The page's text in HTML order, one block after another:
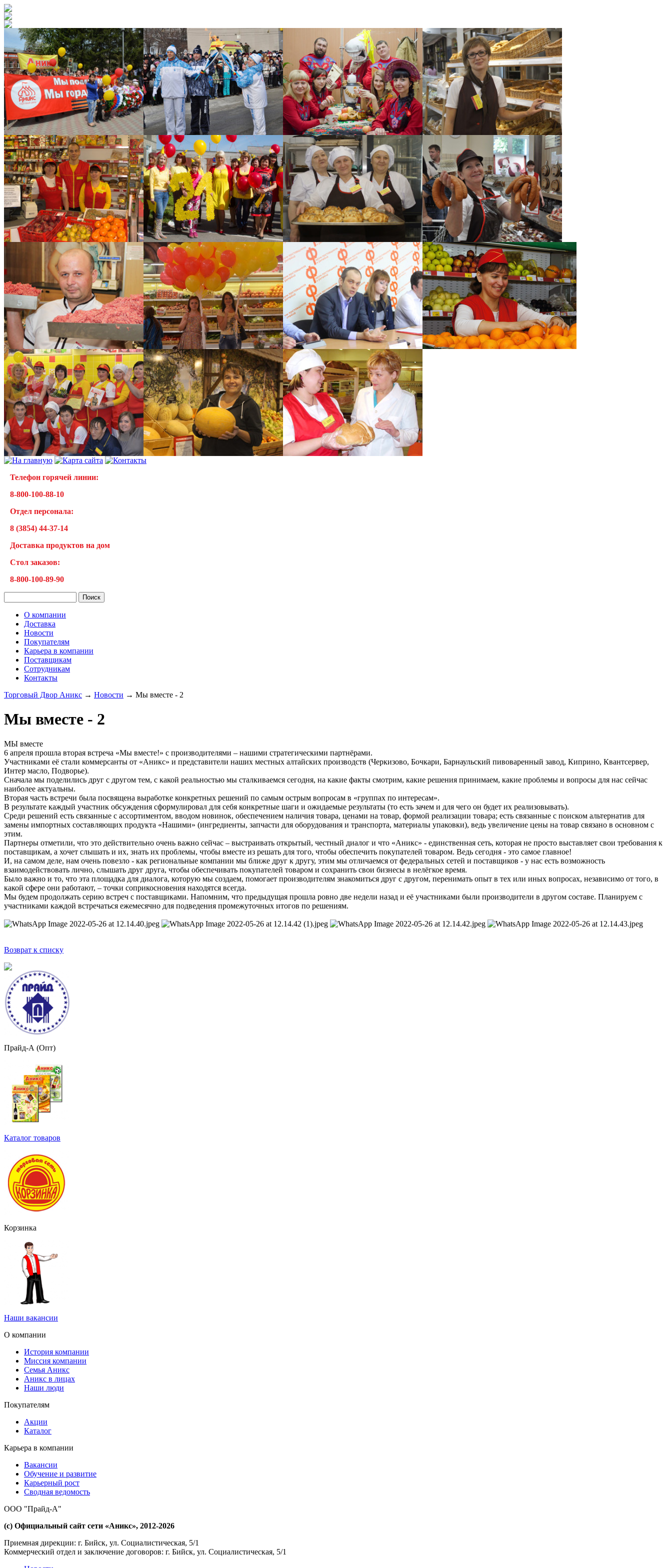
Телефон горячей линии:
8-800-100-88-10
Отдел персонала:
8 (3854) 44-37-14
Доставка продуктов на дом
Cтол заказов:
8-800-100-89-90
О компании
Доставка
Новости
Покупателям
Карьера в компании
Поставщикам
Сотрудникам
Контакты
Торговый Двор Аникс → Новости → Мы вместе - 2
Мы вместе - 2
МЫ вместе
6 апреля прошла вторая встреча «Мы вместе!» с производителями – нашими стратегическими партнёрами.
Участниками её стали коммерсанты от «Аникс» и представители наших местных алтайских производств (Черкизово, Бочкари, Барнаульский пивоваренный завод, Киприно, Квантсервер,
Интер масло, Подворье).
Сначала мы поделились друг с другом тем, с какой реальностью мы сталкиваемся сегодня, на какие факты смотрим, какие решения принимаем, какие проблемы и вопросы для нас сейчас
наиболее актуальны.
Вторая часть встречи была посвящена выработке конкретных решений по самым острым вопросам в «группах по интересам».
В результате каждый участник обсуждения сформулировал для себя конкретные шаги и ожидаемые результаты (то есть зачем и для чего он будет их реализовывать).
Среди решений есть связанные с ассортиментом, вводом новинок, обеспечением наличия товара, ценами на товар, формой реализации товара; есть связанные с поиском альтернатив для
замены импортных составляющих продукта «Нашими» (ингредиенты, запчасти для оборудования и транспорта, материалы упаковки), ведь увеличение цены на товар связано в основном с
этим.
Партнеры отметили, что это действительно очень важно сейчас – выстраивать открытый, честный диалог и что «Аникс» - единственная сеть, которая не просто выставляет свои требования к
поставщикам, а хочет слышать и их, знать их проблемы, чтобы вместе из решать для того, чтобы обеспечить покупателей товаром. Ведь сегодня - это самое главное!
И, на самом деле, нам очень повезло - как региональные компании мы ближе друг к другу, этим мы отличаемся от федеральных сетей и поставщиков - у нас есть возможность
взаимодействовать лично, слышать друг друга, чтобы обеспечивать покупателей товаром и сохранить свои бизнесы в нелёгкое время.
Было важно и то, что эта площадка для диалога, которую мы создаем, помогает производителям знакомиться друг с другом, перенимать опыт в тех или иных вопросах, независимо от того, в
какой сфере они работают, – точки соприкосновения находятся всегда.
Мы будем продолжать серию встреч с поставщиками. Напомним, что предыдущая прошла ровно две недели назад и её участниками были производители в другом составе. Планируем с
участниками каждой встречаться ежемесячно для подведения промежуточных итогов по решениям.
Возврат к списку
Прайд-А (Опт)
Каталог товаров
Корзинка
Наши вакансии
О компании
История компании
Миссия компании
Семья Аникс
Аникс в лицах
Наши люди
Покупателям
Акции
Каталог
Карьера в компании
Вакансии
Обучение и развитие
Карьерный рост
Сводная ведомость
ООО "Прайд-А"
(с) Официальный сайт сети «Аникс», 2012-2026
Приемная дирекции: г. Бийск, ул. Социалистическая, 5/1
Коммерческий отдел и заключение договоров: г. Бийск, ул. Социалистическая, 5/1